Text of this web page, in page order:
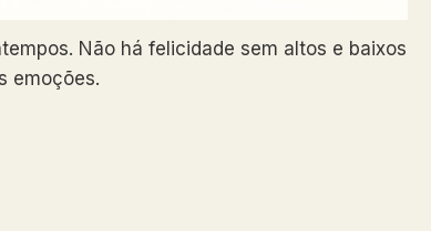
Não há felicidade sem altos e baixos
emoções.